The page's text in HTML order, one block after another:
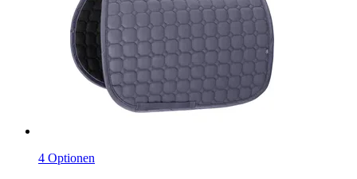
4 Optionen